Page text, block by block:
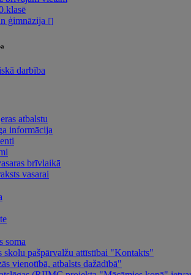
ģimnāzija
darbība
atbalstu
informācija
brīvlaikā
vasarai
soma
skolu pašpārvalžu attīstībai "Kontakts"
vienotībā, atbalsts dažādībā"